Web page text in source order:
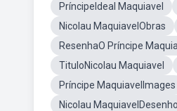
PríncipeIdeal Maquiavel
Nicolau MaquiavelObras
ResenhaO Príncipe
TituloNicolau Maquiavel
Príncipe MaquiavelImages
Nicolau MaquiavelDesenho